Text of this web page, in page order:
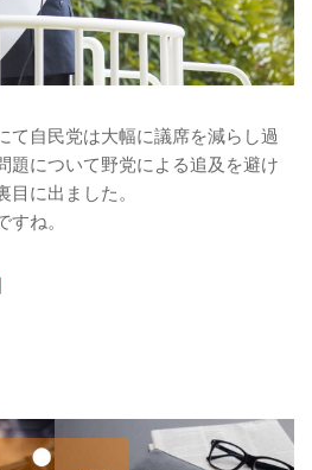
て自民党は大幅に議席を減らし過
題について野党による追及を避け
に出ました。
ね。